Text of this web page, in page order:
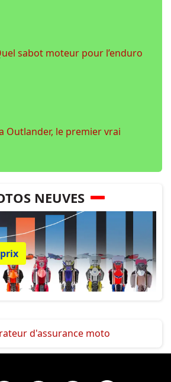
sabot moteur pour l’enduro
Outlander, le premier vrai
NEUVES
d'assurance moto